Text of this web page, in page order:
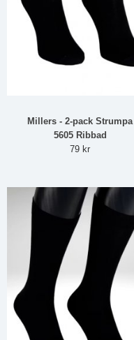
Millers - 2-pack Strumpa
5605 Ribbad
79 kr